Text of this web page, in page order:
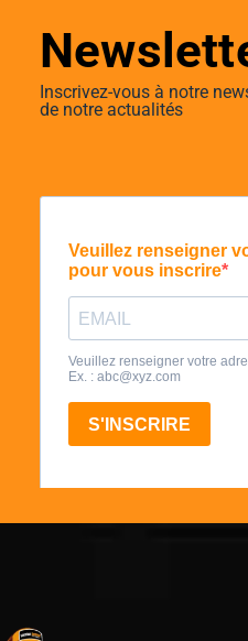
Inscrivez-vous à notre
de notre actualités